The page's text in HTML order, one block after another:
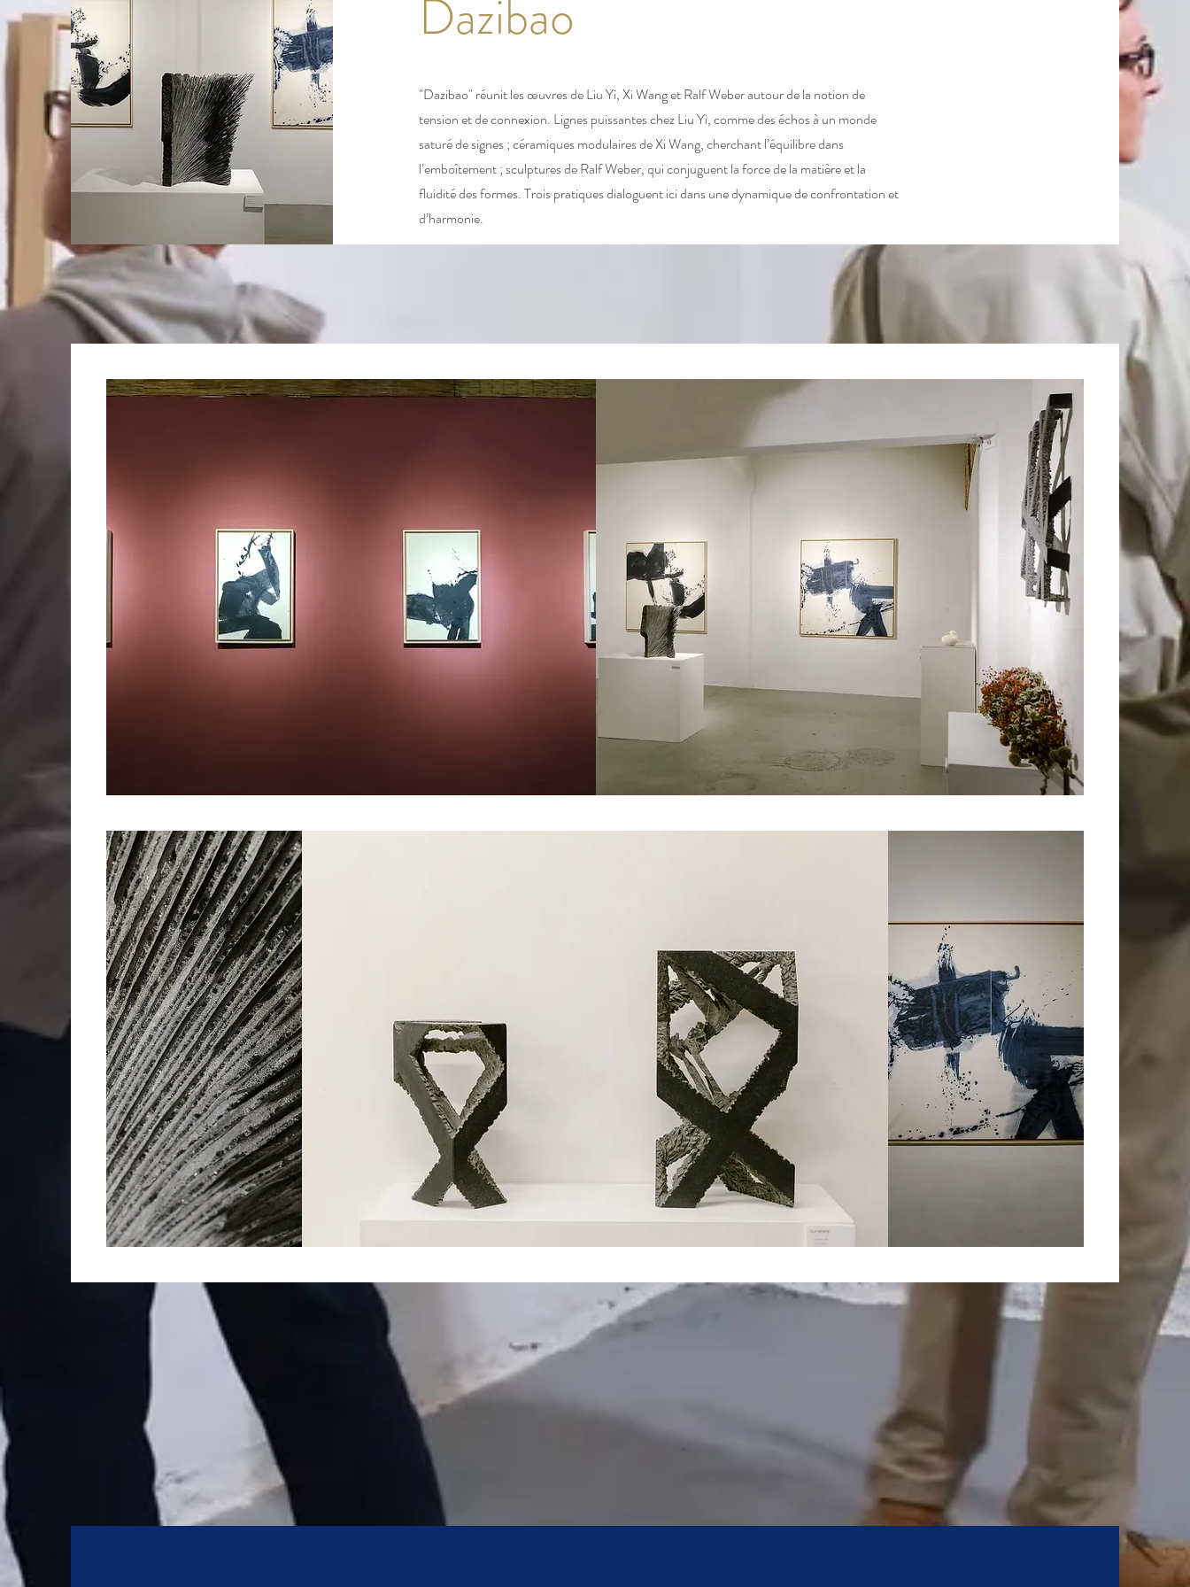
Dazibao
"Dazibao" réunit les œuvres de Liu Yi, Xi Wang et Ralf Weber autour de la notion de
tension et de connexion. Lignes puissantes chez Liu Yi, comme des échos à un monde
saturé de signes ; céramiques modulaires de Xi Wang, cherchant l’équilibre dans
l’emboîtement ; sculptures de Ralf Weber, qui conjuguent la force de la matière et la
fluidité des formes. Trois pratiques dialoguent ici dans une dynamique de confrontation et
d’harmonie.